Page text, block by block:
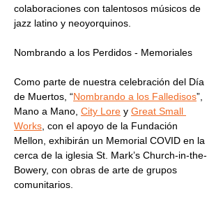
colaboraciones con talentosos músicos de
jazz latino y neoyorquinos.
Nombrando a los Perdidos - Memoriales
Como parte de nuestra celebración del Día
de Muertos, “Nombrando a los Falledisos”,
Mano a Mano, City Lore y Great Small
Works , con el apoyo de la Fundación
Mellon, exhibirán un Memorial COVID en la
cerca de la iglesia St. Mark’s Church-in-the-
Bowery, con obras de arte de grupos
comunitarios.